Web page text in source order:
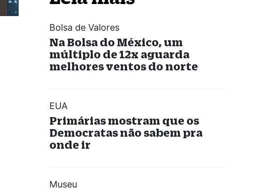
Bolsa de Valores
Na Bolsa do México, um
múltiplo de 12x aguarda
melhores ventos do norte
EUA
Primárias mostram que os
Democratas não sabem pra
onde ir
Museu